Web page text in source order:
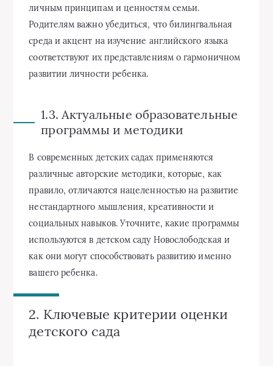
личным принципам и ценностям семьи.
Родителям важно убедиться, что билингвальная
среда и акцент на изучение английского языка
соответствуют их представлениям о гармоничном
развитии личности ребенка.
1.3. Актуальные образовательные
программы и методики
В современных детских садах применяются
различные авторские методики, которые, как
правило, отличаются нацеленностью на развитие
нестандартного мышления, креативности и
социальных навыков. Уточните, какие программы
используются в детском саду Новослободская и
как они могут способствовать развитию именно
вашего ребенка.
2. Ключевые критерии оценки
детского сада